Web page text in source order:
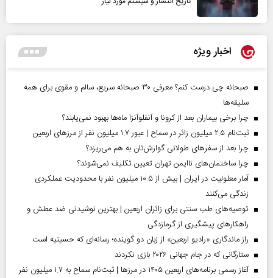
اخبار ویژه
صبحانه چی درست کنم؟ معرفی ۳۰ صبحانه سریع، سالم و مقوی برای همه
سلیقه‌ها
چرا برخی بیماران بعد از کرونا و آنفلوآنزا ماه‌ها بهبود نمی‌یابند؟
ثبت‌نام ۲.۵ میلیون زائر در سماح | عبور ۱.۷ میلیون نفر از مرز‌های اربعین
چرا بعد از سفرهای طولانی گوارش‌تان به هم می‌ریزد؟
چرا ساختمان‌های ناایمن تهران تعیین تکلیف نمی‌شوند؟
آمار معلولیت در ایران | بیش از ۱۰.۵ میلیون نفر با محدودیت عملکردی
زندگی می‌کنند
توصیه‌های طب سنتی برای زائران اربعین | بهترین نوشیدنی ضد عطش و
راهکارهای پیشگیری از گرمازدگی
راز ماندگاری «رادیو اربعین» از زبان دو گوینده؛ رسانه‌ای که حسینیه است
ستارگانی که در جام جهانی ۲۰۲۶ بازی نکردند
آغاز رسمی برنامه‌های اربعین ۱۴۰۵ در مرز‌ها | ثبت‌نام سماح به ۱.۷ میلیون نفر